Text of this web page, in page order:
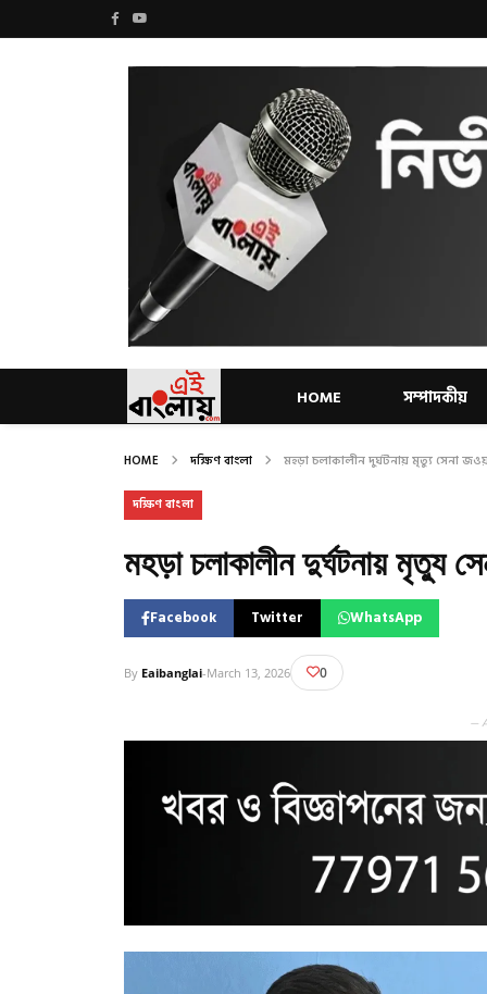
HOME সম্পাদকীয়
HOME দক্ষিণ বাংলা মহড়া চলাকালীন দুর্ঘটনায় মৃত্যু সেনা
দক্ষিণ বাংলা
মহড়া চলাকালীন দুর্ঘটনায় মৃত্যু
Facebook Twitter WhatsApp
By Eaibanglai-March 13, 2026 0
—